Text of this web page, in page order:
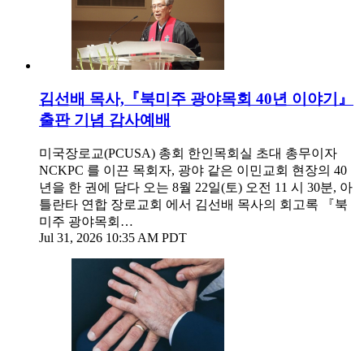
김선배 목사,『북미주 광야목회 40년 이야기』
출판 기념 감사예배
미국장로교(PCUSA) 총회 한인목회실 초대 총무이자
NCKPC 를 이끈 목회자, 광야 같은 이민교회 현장의 40
년을 한 권에 담다 오는 8월 22일(토) 오전 11 시 30분, 아
틀란타 연합 장로교회 에서 김선배 목사의 회고록 『북
미주 광야목회…
Jul 31, 2026 10:35 AM PDT